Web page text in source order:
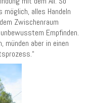
alles Handeln
Zwischenraum
Empfinden.
münden aber in einen